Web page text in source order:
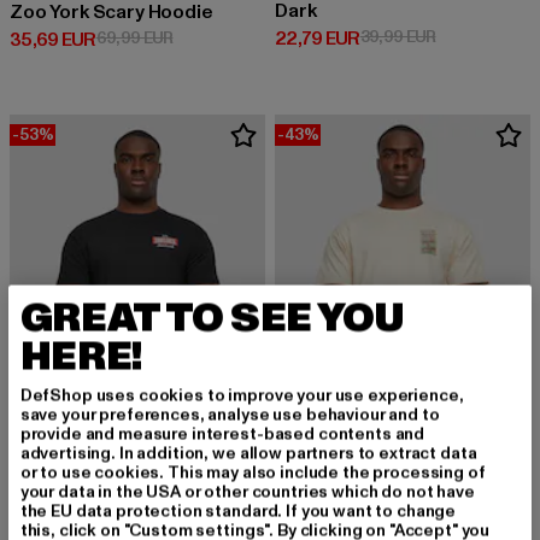
Zoo York Scary Hoodie
35,69 EUR
Derzeitiger Preis: 35,69 EUR
69,99 EURAktionspreis: 69,99 EUR
Dark
22,79 EUR
Derzeitiger Preis: 22,79 EUR
39,99 EURAktionspreis:
-53%
ZOO YORK
Hot Dog
18,80 EUR
Derzeitiger Preis: 18,80 EUR
39,99 EURAktionspreis: 39,99 EUR
-43%
ZOO YORK
Icecream
19,94 EUR
Derzeitiger Preis: 19,94 EUR
34,99 EURAktionspreis:
GREAT TO SEE YOU
HERE!
DefShop uses cookies to improve your use experience,
save your preferences, analyse use behaviour and to
provide and measure interest-based contents and
advertising. In addition, we allow partners to extract data
or to use cookies. This may also include the processing of
your data in the USA or other countries which do not have
the EU data protection standard. If you want to change
this, click on "Custom settings". By clicking on "Accept" you